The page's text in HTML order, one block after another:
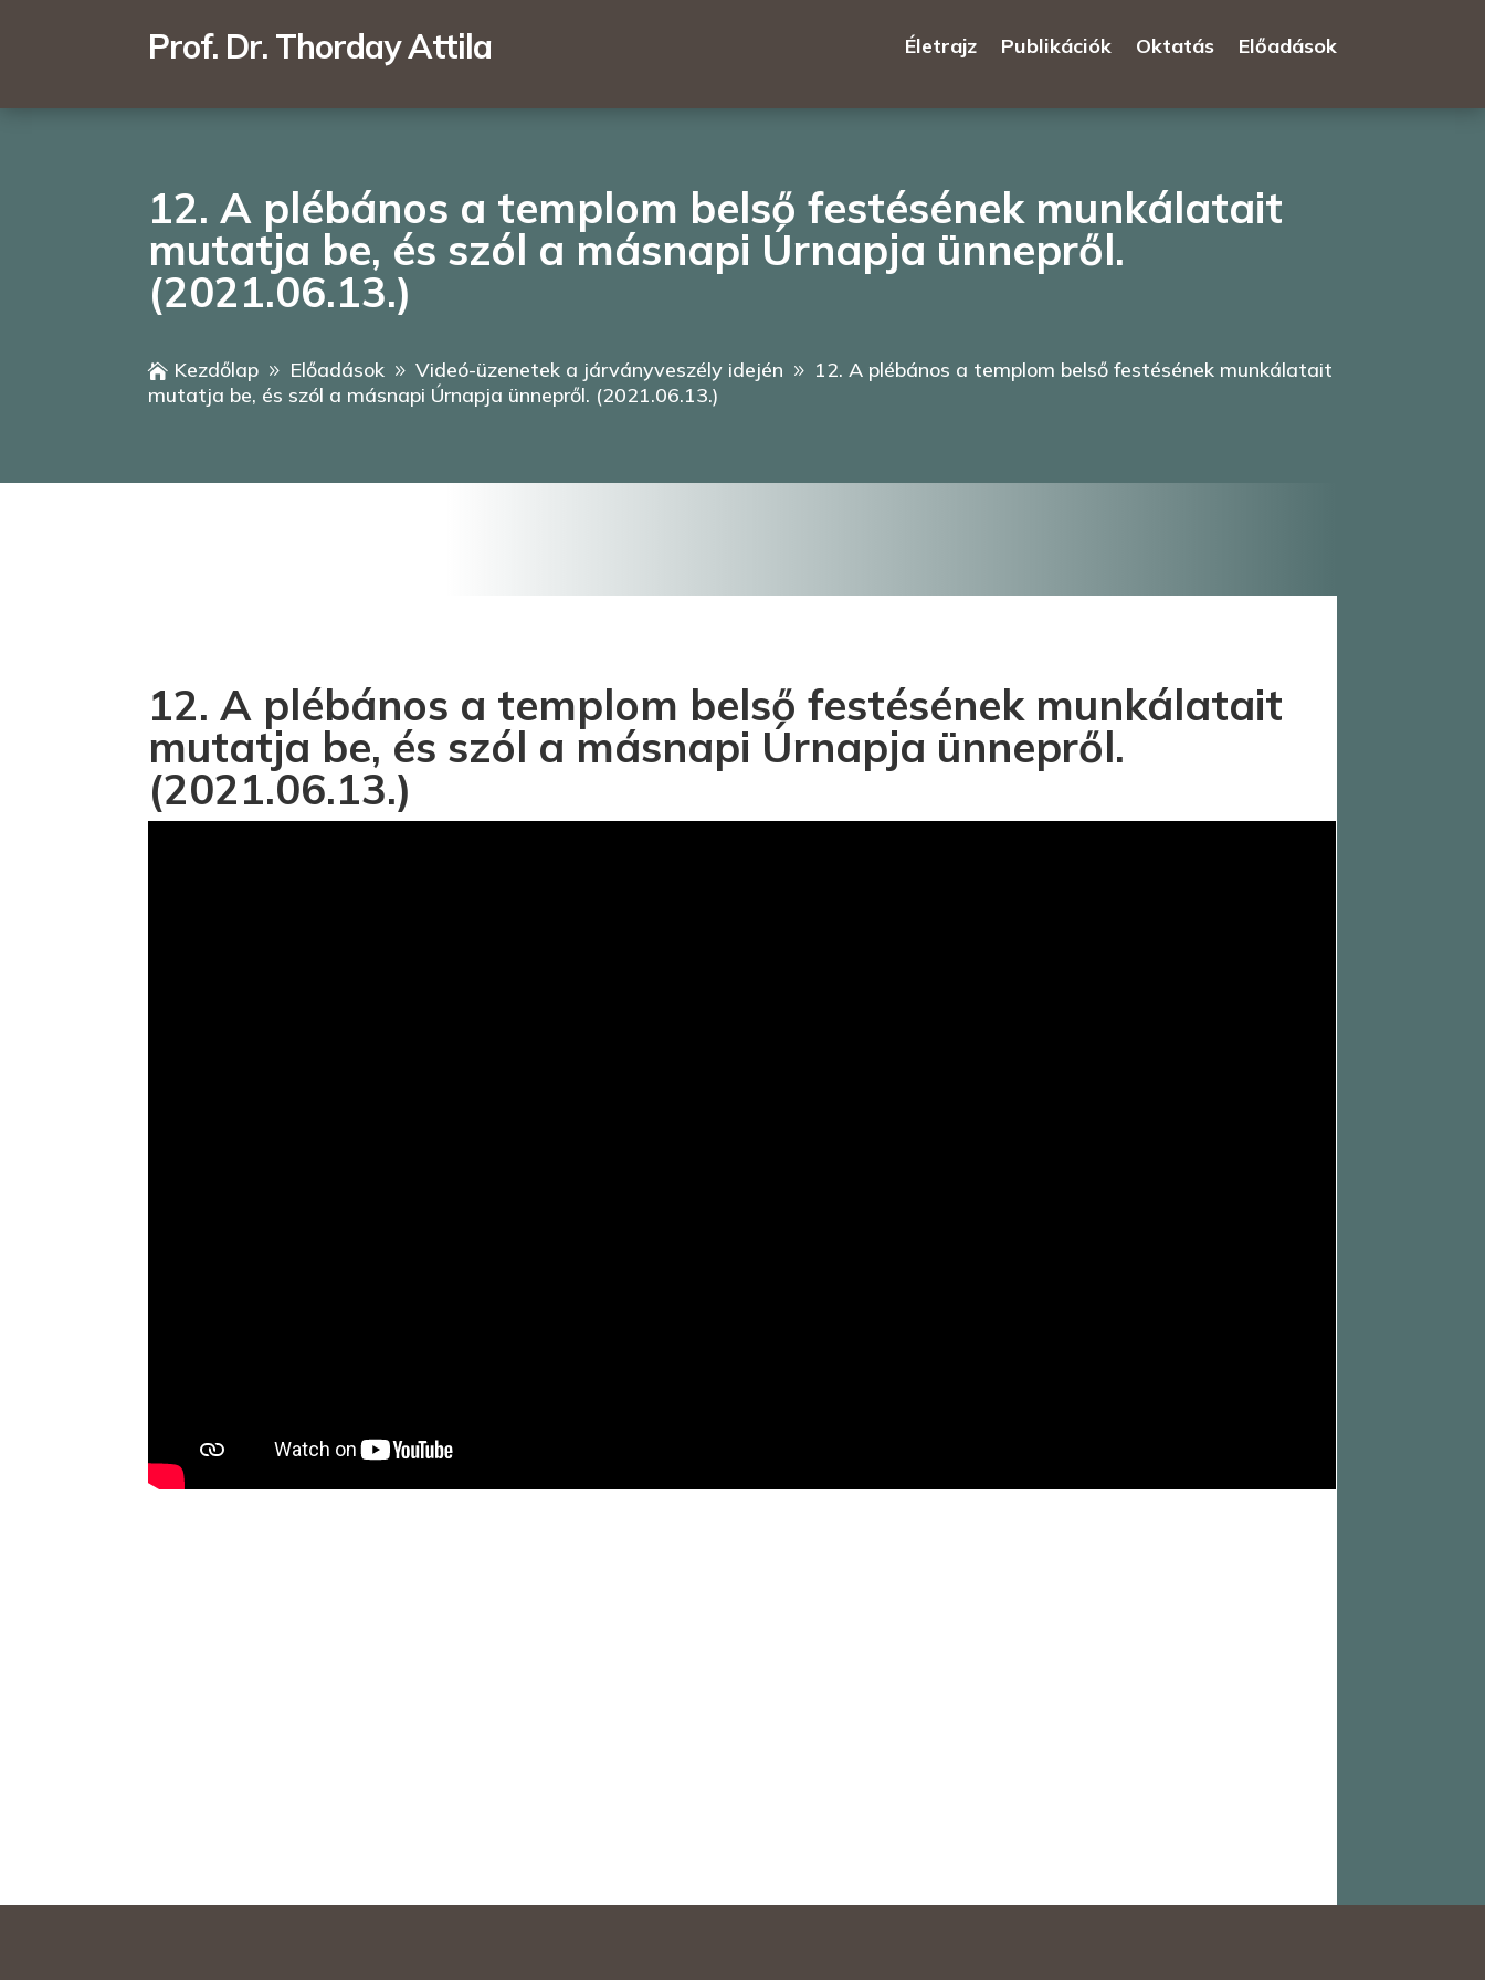
Prof. Dr. Thorday Attila Életrajz Publikációk Oktatás Előadások
12. A plébános a templom belső festésének munkálatait
mutatja be, és szól a másnapi Úrnapja ünnepről.
(2021.06.13.)
 Kezdőlap 9 Előadások 9 Videó-üzenetek a járványveszély idején 9
12. A plébános a templom belső festésének munkálatait
mutatja be, és szól a másnapi Úrnapja ünnepről. (2021.06.13.)
12. A plébános a templom belső festésének munkálatait
mutatja be, és szól a másnapi Úrnapja ünnepről.
(2021.06.13.)